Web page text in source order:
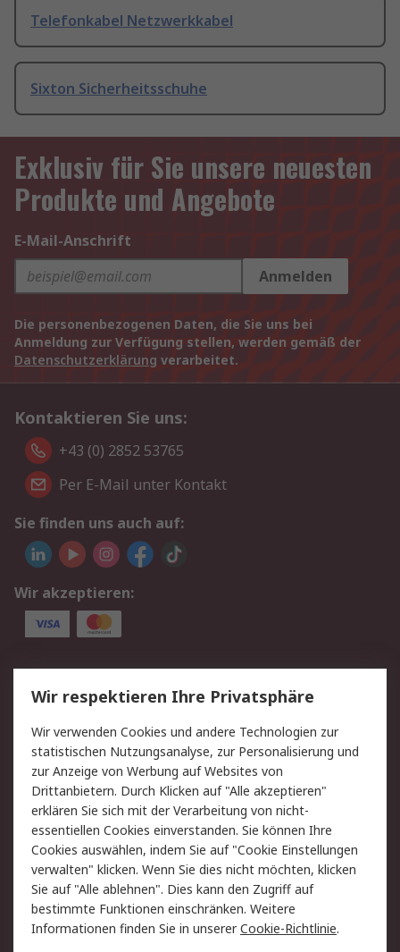
Telefonkabel Netzwerkkabel
Sixton Sicherheitsschuhe
Exklusiv für Sie unsere neuesten
Produkte und Angebote
E-Mail-Anschrift
Anmelden
Die personenbezogenen Daten, die Sie uns bei
Anmeldung zur Verfügung stellen, werden gemäß der
Datenschutzerklärung verarbeitet.
Kontaktieren Sie uns:
+43 (0) 2852 53765
Per E-Mail unter Kontakt
Sie finden uns auch auf:
Wir akzeptieren:
Service
Value Added Services
Lieferlösungen
Rücksendung/Entsorgung Kontakt
Hilfe
Rechtliches
RS Verkaufs- und
Lieferbedingungen
Datenschutz
Cookie-Richtlinie
Zahlungsbedingungen
Impressum
Webseite Konditionen
Wir respektieren Ihre Privatsphäre
Wir verwenden Cookies und andere Technologien zur
statistischen Nutzungsanalyse, zur Personalisierung und
zur Anzeige von Werbung auf Websites von
Drittanbietern. Durch Klicken auf "Alle akzeptieren"
erklären Sie sich mit der Verarbeitung von nicht-
essentiellen Cookies einverstanden. Sie können Ihre
Cookies auswählen, indem Sie auf "Cookie Einstellungen
verwalten" klicken. Wenn Sie dies nicht möchten, klicken
Sie auf "Alle ablehnen". Dies kann den Zugriff auf
bestimmte Funktionen einschränken. Weitere
Informationen finden Sie in unsererCookie-Richtlinie.